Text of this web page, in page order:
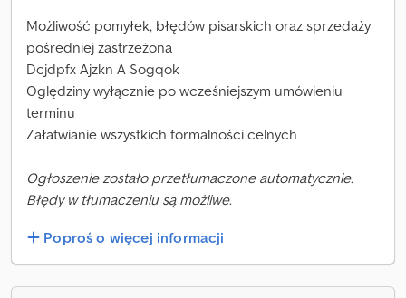
Możliwość pomyłek, błędów pisarskich oraz sprzedaży
pośredniej zastrzeżona
Dcjdpfx Ajzkn A Sogqok
Oględziny wyłącznie po wcześniejszym umówieniu
terminu
Załatwianie wszystkich formalności celnych
Ogłoszenie zostało przetłumaczone automatycznie.
Błędy w tłumaczeniu są możliwe.
Poproś o więcej informacji